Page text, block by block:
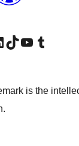
налог
LinkedIn account
Посетите наш TikTok налог
Visit our YouTube channel
Посетите наш Tumblr налог
is the